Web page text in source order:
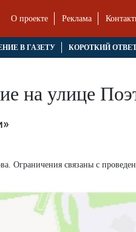
О проекте Реклама
В ГАЗЕТУ КОРОТКИЙ
на улице
Ограничения связаны с